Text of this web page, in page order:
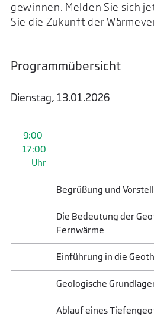
gewinnen. Melden Sie sich
Sie die Zukunft der
Programmübersicht
Dienstag, 13.01.2026
9:00-
17:00
Uhr
Begrüßung und
Die Bedeutung der
Fernwärme
Einführung in die
Geologische
Ablauf eines